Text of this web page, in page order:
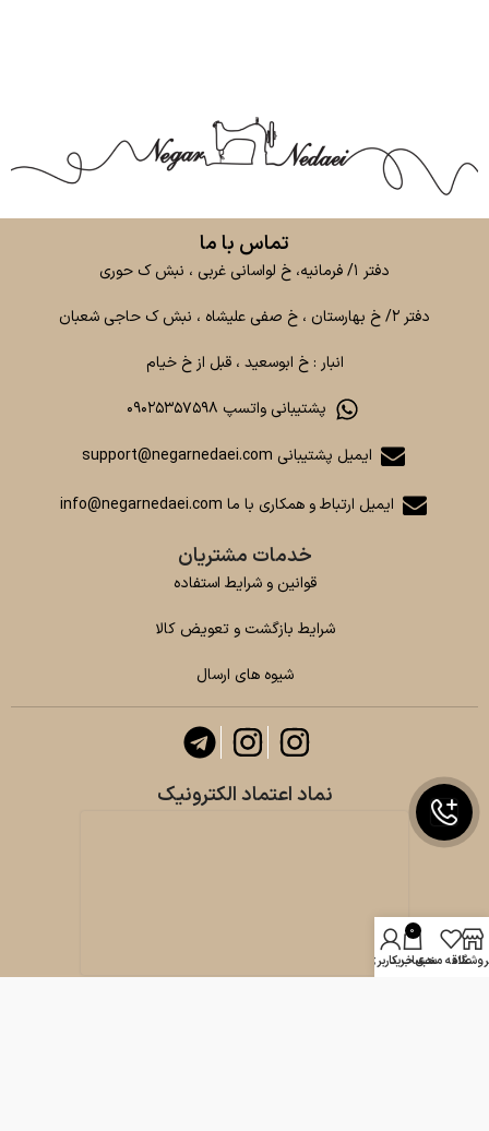
تماس با ما
دفتر ۱/ فرمانیه، خ لواسانی غربی ، نبش ک حوری
دفتر ۲/ خ بهارستان ، خ صفی علیشاه ، نبش ک حاجی شعبان
انبار : خ ابوسعید ، قبل از خ خیام
پشتیبانی واتسپ ۰۹۰۲۵۳۵۷۵۹۸
ایمیل پشتیبانی support@negarnedaei.com
ایمیل ارتباط و همکاری با ما info@negarnedaei.com
خدمات مشتریان
قوانین و شرایط استفاده
شرایط بازگشت و تعویض کالا
شیوه های ارسال
نماد اعتماد الکترونیک
علاقه مندی
0
سبد خرید
حساب کاربری من